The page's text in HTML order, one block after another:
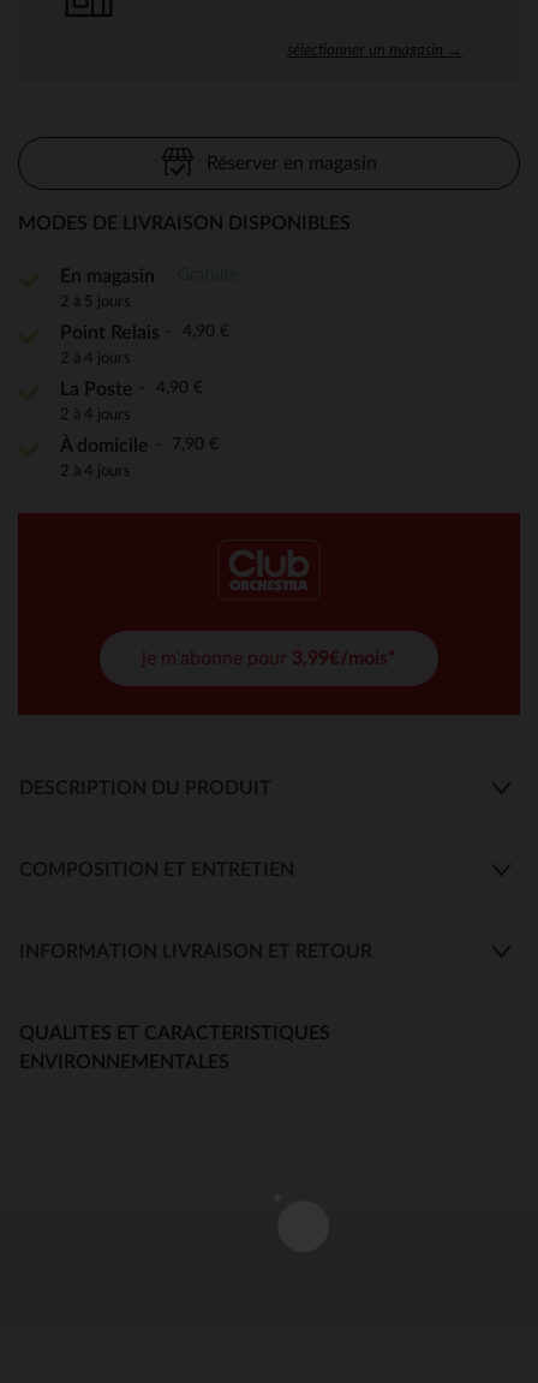
sélectionner un magasin →
Réserver en magasin
MODES DE LIVRAISON DISPONIBLES
En magasin
2 à 5 jours
Point Relais 4,90 €
2 à 4 jours
La Poste 4,90 €
2 à 4 jours
À domicile 7,90 €
2 à 4 jours
je m'abonne pour 3,99€/mois*
DESCRIPTION DU PRODUIT
COMPOSITION ET ENTRETIEN
INFORMATION LIVRAISON ET RETOUR
QUALITES ET CARACTERISTIQUES
ENVIRONNEMENTALES